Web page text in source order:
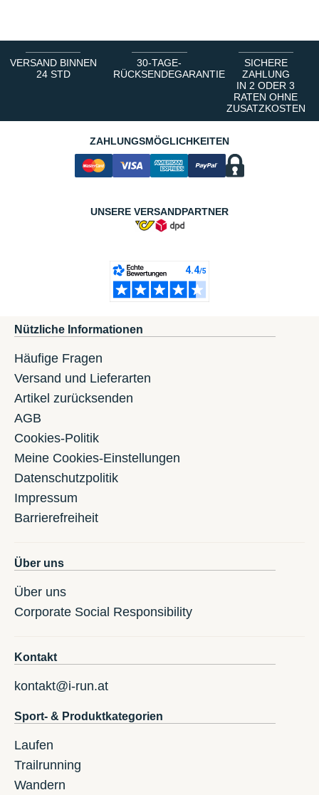
VERSAND BINNEN
24 STD
30-TAGE-
RÜCKSENDEGARANTIE
SICHERE
ZAHLUNG
IN 2 ODER 3
RATEN OHNE
ZUSATZKOSTEN
ZAHLUNGSMÖGLICHKEITEN
UNSERE VERSANDPARTNER
Nützliche Informationen
Häufige Fragen
Versand und Lieferarten
Artikel zurücksenden
AGB
Cookies-Politik
Meine Cookies-Einstellungen
Datenschutzpolitik
Impressum
Barrierefreiheit
Über uns
Über uns
Corporate Social Responsibility
Kontakt
kontakt@i-run.at
Sport- & Produktkategorien
Laufen
Trailrunning
Wandern